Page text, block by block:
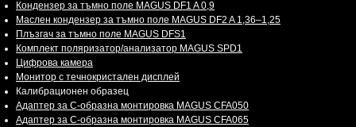
Кондензер за тъмно поле MAGUS DF1 A 0,9
Маслен кондензер за тъмно поле MAGUS DF2 A 1,36–1,25
Плъзгач за тъмно поле MAGUS DFS1
Комплект поляризатор/анализатор MAGUS SPD1
Цифрова камера
Монитор с течнокристален дисплей
Калибрационен образец
Адаптер за C-образна монтировка MAGUS CFA050
Адаптер за C-образна монтировка MAGUS CFA065